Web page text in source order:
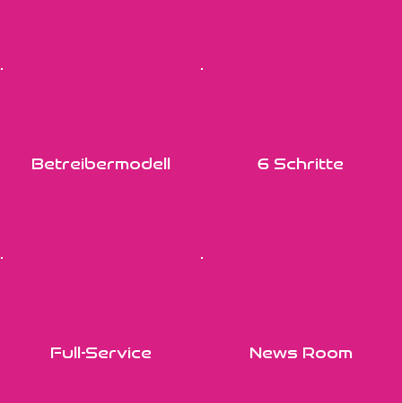
Betreibermodell 6 Schritte
Full-Service News Room